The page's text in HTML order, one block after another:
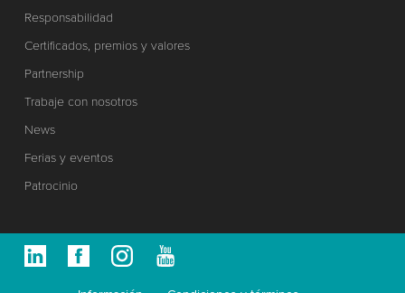
Responsabilidad
Certificados, premios y valores
Partnership
Trabaje con nosotros
News
Ferias y eventos
Patrocinio